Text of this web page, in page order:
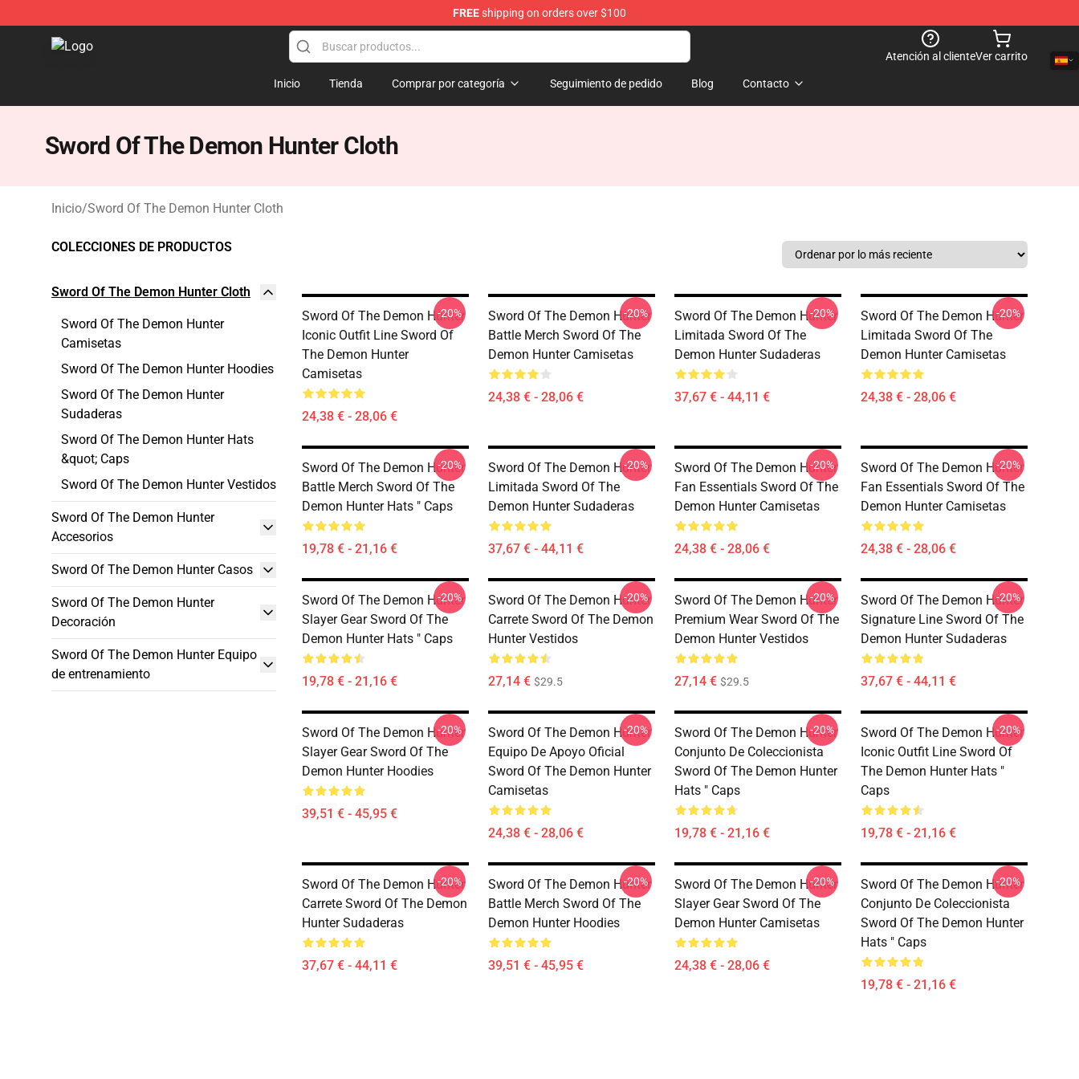
FREEshipping on orders over $100
Sword Of The Demon Hunter Shop - Official Sword Of The Demon Hunter Merchandise Store
Atención al clienteVer carrito
Inicio Tienda Comprar por categoría Seguimiento de pedido Blog Contacto
Sword Of The Demon Hunter Cloth
Inicio/Sword Of The Demon Hunter Cloth
COLECCIONES DE PRODUCTOS
Sword Of The Demon Hunter Cloth
Sword Of The Demon Hunter
Camisetas
Sword Of The Demon Hunter Hoodies
Sword Of The Demon Hunter
Sudaderas
Sword Of The Demon Hunter Hats
&quot; Caps
Sword Of The Demon Hunter Vestidos
Sword Of The Demon Hunter
Accesorios
Sword Of The Demon Hunter Casos
Sword Of The Demon Hunter
Decoración
Sword Of The Demon Hunter Equipo
de entrenamiento
Sword Of The Demon Hunter
Iconic Outfit Line Sword Of
The Demon Hunter
Camisetas
24,38 € - 28,06 €
-20%
Sword Of The Demon Hunter
Battle Merch Sword Of The
Demon Hunter Camisetas
24,38 € - 28,06 €
-20%
Sword Of The Demon Hunter
Limitada Sword Of The
Demon Hunter Sudaderas
37,67 € - 44,11 €
-20%
Sword Of The Demon Hunter
Limitada Sword Of The
Demon Hunter Camisetas
24,38 € - 28,06 €
-20%
Sword Of The Demon Hunter
Battle Merch Sword Of The
Demon Hunter Hats " Caps
19,78 € - 21,16 €
-20%
Sword Of The Demon Hunter
Limitada Sword Of The
Demon Hunter Sudaderas
37,67 € - 44,11 €
-20%
Sword Of The Demon Hunter
Fan Essentials Sword Of The
Demon Hunter Camisetas
24,38 € - 28,06 €
-20%
Sword Of The Demon Hunter
Fan Essentials Sword Of The
Demon Hunter Camisetas
24,38 € - 28,06 €
-20%
Sword Of The Demon Hunter
Slayer Gear Sword Of The
Demon Hunter Hats " Caps
19,78 € - 21,16 €
-20%
Sword Of The Demon Hunter
Carrete Sword Of The Demon
Hunter Vestidos
27,14 € $29.5
-20%
Sword Of The Demon Hunter
Premium Wear Sword Of The
Demon Hunter Vestidos
27,14 € $29.5
-20%
Sword Of The Demon Hunter
Signature Line Sword Of The
Demon Hunter Sudaderas
37,67 € - 44,11 €
-20%
Sword Of The Demon Hunter
Slayer Gear Sword Of The
Demon Hunter Hoodies
39,51 € - 45,95 €
-20%
Sword Of The Demon Hunter
Equipo De Apoyo Oficial
Sword Of The Demon Hunter
Camisetas
24,38 € - 28,06 €
-20%
Sword Of The Demon Hunter
Conjunto De Coleccionista
Sword Of The Demon Hunter
Hats " Caps
19,78 € - 21,16 €
-20%
Sword Of The Demon Hunter
Iconic Outfit Line Sword Of
The Demon Hunter Hats "
Caps
19,78 € - 21,16 €
-20%
Sword Of The Demon Hunter
Carrete Sword Of The Demon
Hunter Sudaderas
37,67 € - 44,11 €
-20%
Sword Of The Demon Hunter
Battle Merch Sword Of The
Demon Hunter Hoodies
39,51 € - 45,95 €
-20%
Sword Of The Demon Hunter
Slayer Gear Sword Of The
Demon Hunter Camisetas
24,38 € - 28,06 €
-20%
Sword Of The Demon Hunter
Conjunto De Coleccionista
Sword Of The Demon Hunter
Hats " Caps
19,78 € - 21,16 €
-20%